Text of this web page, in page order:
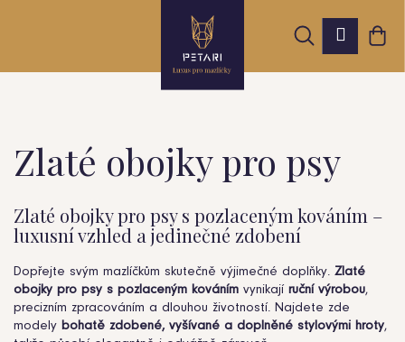
Hledat
Zlaté obojky pro psy
Zlaté obojky pro psy s pozlaceným kováním –
luxusní vzhled a jedinečné zdobení
Dopřejte svým mazlíčkům skutečně výjimečné doplňky. Zlaté
obojky pro psy s pozlaceným kováním vynikají ruční výrobou,
precizním zpracováním a dlouhou životností. Najdete zde
modely bohatě zdobené, vyšívané a doplněné stylovými hroty,
š
k
C
o
p
o
t